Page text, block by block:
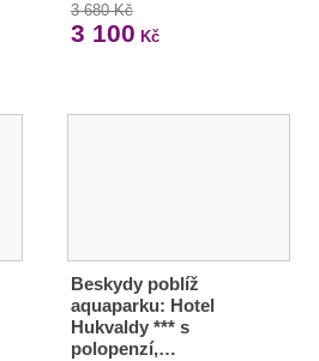
3 680 Kč
3 100 Kč
Beskydy poblíž
aquaparku: Hotel
Hukvaldy *** s
polopenzí,…